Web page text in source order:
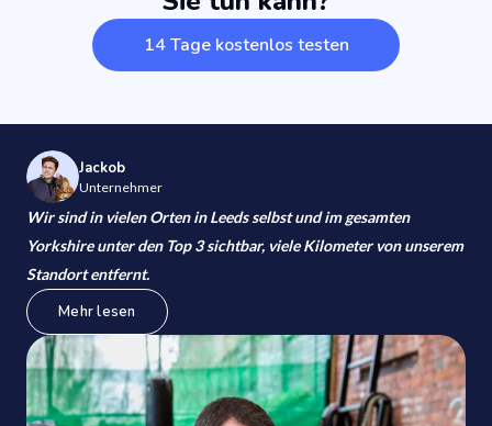
14 Tage kostenlos testen
Jackob
Unternehmer
Wir sind in vielen Orten in Leeds selbst und im gesamten
Yorkshire unter den Top 3 sichtbar, viele Kilometer von unserem
Standort entfernt.
Mehr lesen